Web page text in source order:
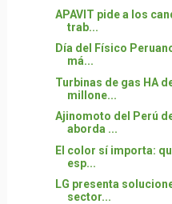
APAVIT pide a los
trab...
Día del Físico
má...
Turbinas de gas HA
millone...
Ajinomoto del Perú
aborda ...
El color sí importa:
esp...
LG presenta
sector...